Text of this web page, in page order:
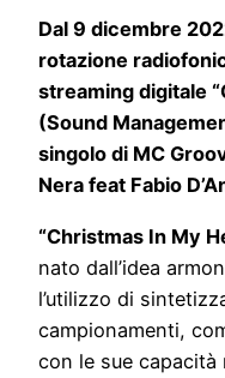
Dal 9 dicembre
rotazione
streaming digitale
(Sound
singolo di MC
Nera feat Fabio
“Christmas In My
nato dall’idea
l’utilizzo di
campionamenti,
con le sue